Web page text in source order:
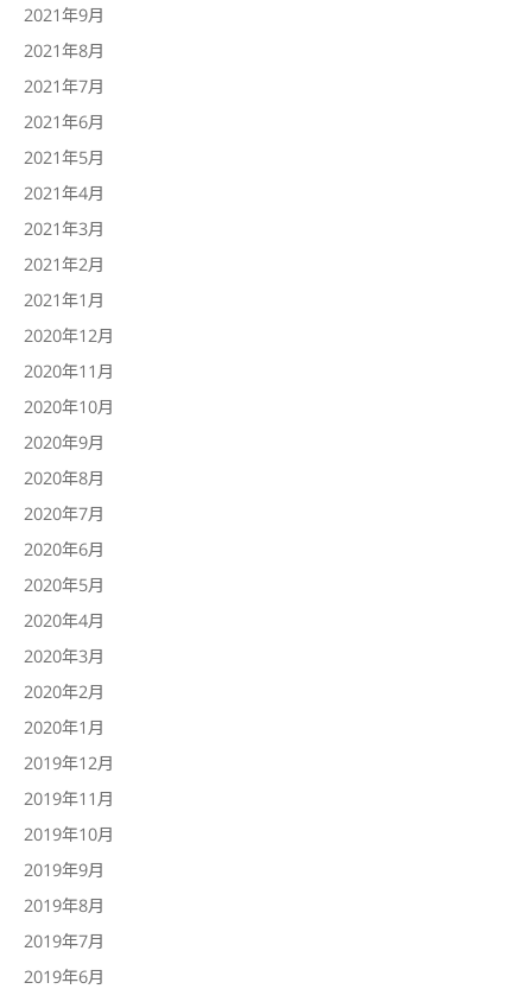
2021年9月
2021年8月
2021年7月
2021年6月
2021年5月
2021年4月
2021年3月
2021年2月
2021年1月
2020年12月
2020年11月
2020年10月
2020年9月
2020年8月
2020年7月
2020年6月
2020年5月
2020年4月
2020年3月
2020年2月
2020年1月
2019年12月
2019年11月
2019年10月
2019年9月
2019年8月
2019年7月
2019年6月